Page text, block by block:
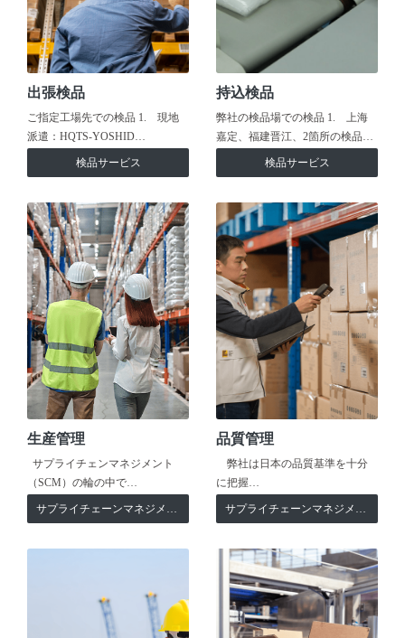
出張検品
ご指定工場先での検品 1. 現地
派遣：HQTS-YOSHID…
検品サービス
持込検品
弊社の検品場での検品 1. 上海
嘉定、福建晋江、2箇所の検品…
検品サービス
生産管理
サプライチェンマネジメント
（SCM）の輪の中で…
サプライチェーンマネジメント
品質管理
弊社は日本の品質基準を十分
に把握…
サプライチェーンマネジメント